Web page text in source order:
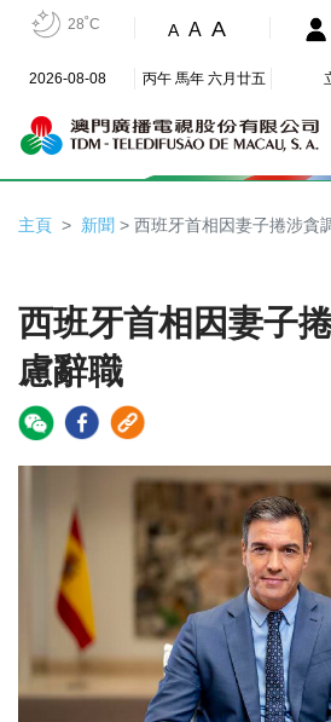
28˚C A A A
2026-08-08 丙午 馬年 六月廿五
主頁 新聞 > 西班牙首相因妻子捲涉貪
西班牙首相因妻子
慮辭職